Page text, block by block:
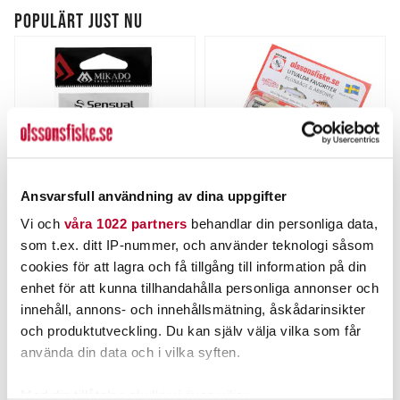
Ansvarsfull användning av dina uppgifter
Vi och våra 1022 partners behandlar din personliga data,
som t.ex. ditt IP-nummer, och använder teknologi såsom
cookies för att lagra och få tillgång till information på din
enhet för att kunna tillhandahålla personliga annonser och
innehåll, annons- och innehållsmätning, åskådarinsikter
och produktutveckling. Du kan själv välja vilka som får
använda din data och i vilka syften.
POPULÄRT JUST NU
MIKADO
Mikado Fastlockhake med
lekande 10st.
Nuvarande pris:
19,00 krTidigare pris:
21,00 kr
19,00 kr
21,00 kr
FINNS I LAGER.
MYRAN
Olssons Fiske Present 3-
pack Regnbåge & Abborre
Pris:149,00 kr
149,00 kr
FLER ÄN 6 ST KVAR